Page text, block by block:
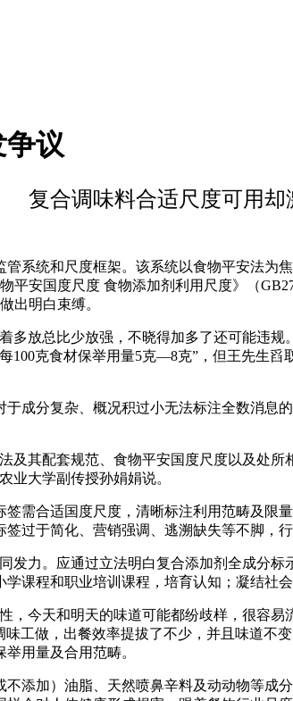
议
复合调味料合适尺度可用却
统和尺度框架。该系统以食物平安法为
平安国度尺度 食物添加剂利用尺度》（
出明白束缚。
总比少放强，不晓得加多了还可能违规
100克食材保举用量5克—8克”，但王先生
分复杂、概况积过小无法标注全数消息
配套规范、食物平安国度尺度以及处所
业大学副传授孙娟娟说。
合适国度尺度，清晰标注利用范畴及限
过于简化、营销强调、逃溯缺失等不脚，行
。应通过立法明白复合添加剂全成分标
课程和职业培训课程，培育认知；凝结社
天和明天的味道可能都纷歧样，很容易
工做，出餐效率提拔了不少，并且味道不
用量及合用范畴。
加）油脂、天然喷鼻辛料及动动物等成